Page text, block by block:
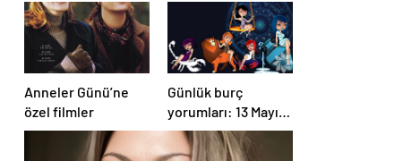
Anneler Günü’ne
özel filmler
Günlük burç
yorumları: 13 Mayıs
2025 Salı